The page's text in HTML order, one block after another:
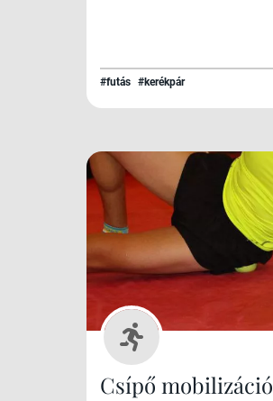
#futás #kerékpár
Csípő mobilizáció